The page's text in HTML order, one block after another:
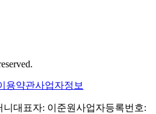
용약관사업자정보
대표자: 이준원사업자등록번호: